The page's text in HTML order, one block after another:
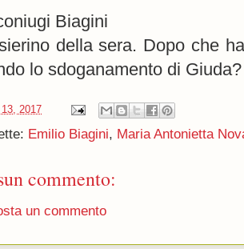
Biagini
della sera. Dopo che
lo sdoganamento di Giuda?
2017
Emilio Biagini, Maria Antonietta
commento:
un commento